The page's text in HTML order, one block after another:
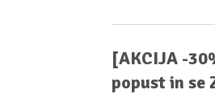
[AKCIJA -
popust in se